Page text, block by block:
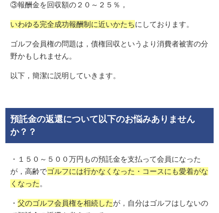
③報酬金を回収額の２０～２５％，
いわゆる完全成功報酬制に近いかたちにしております。
ゴルフ会員権の問題は，債権回収というより消費者被害の分
野かもしれません。
以下，簡潔に説明していきます。
預託金の返還について以下のお悩みありません
か？？
・１５０～５００万円もの預託金を支払って会員になった
が，高齢でゴルフには行かなくなった・コースにも愛着がな
くなった 。
・父のゴルフ会員権を相続したが，自分はゴルフはしないの